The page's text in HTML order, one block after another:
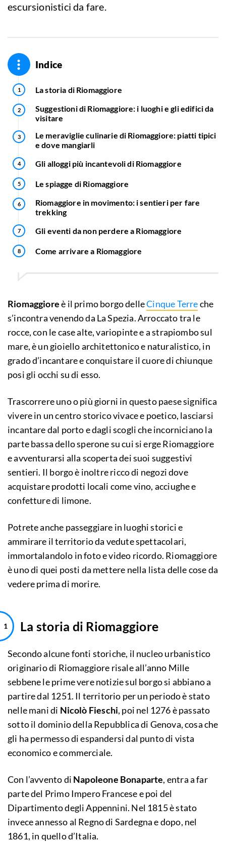
escursionistici da fare.
Indice
La storia di Riomaggiore
Suggestioni di Riomaggiore: i luoghi e gli edifici da
visitare
Le meraviglie culinarie di Riomaggiore: piatti tipici
e dove mangiarli
Gli alloggi più incantevoli di Riomaggiore
Le spiagge di Riomaggiore
Riomaggiore in movimento: i sentieri per fare
trekking
Gli eventi da non perdere a Riomaggiore
Come arrivare a Riomaggiore
Riomaggioreè il primo borgo delleCinque Terreche
s’incontra venendo da La Spezia. Arroccato tra le
rocce, con le case alte, variopinte e a strapiombo sul
mare, è un gioiello architettonico e naturalistico, in
grado d’incantare e conquistare il cuore di chiunque
posi gli occhi su di esso.
Trascorrere uno o più giorni in questo paese significa
vivere in un centro storico vivace e poetico, lasciarsi
incantare dal porto e dagli scogli che incorniciano la
parte bassa dello sperone su cui si erge Riomaggiore
e avventurarsi alla scoperta dei suoi suggestivi
sentieri. Il borgo è inoltre ricco di negozi dove
acquistare prodotti locali come vino, acciughe e
confetture di limone.
Potrete anche passeggiare in luoghi storici e
ammirare il territorio da vedute spettacolari,
immortalandolo in foto e video ricordo. Riomaggiore
è uno di quei posti da mettere nella lista delle cose da
vedere prima di morire.
La storia di Riomaggiore
Secondo alcune fonti storiche, il nucleo urbanistico
originario di Riomaggiore risale all’anno Mille
sebbene le prime vere notizie sul borgo si abbiano a
partire dal 1251. Il territorio per un periodo è stato
nelle mani di Nicolò Fieschi, poi nel 1276 è passato
sotto il dominio della Repubblica di Genova, cosa che
gli ha permesso di espandersi dal punto di vista
economico e commerciale.
Con l’avvento di Napoleone Bonaparte, entra a far
parte del Primo Impero Francese e poi del
Dipartimento degli Appennini. Nel 1815 è stato
invece annesso al Regno di Sardegna e dopo, nel
1861, in quello d’Italia.